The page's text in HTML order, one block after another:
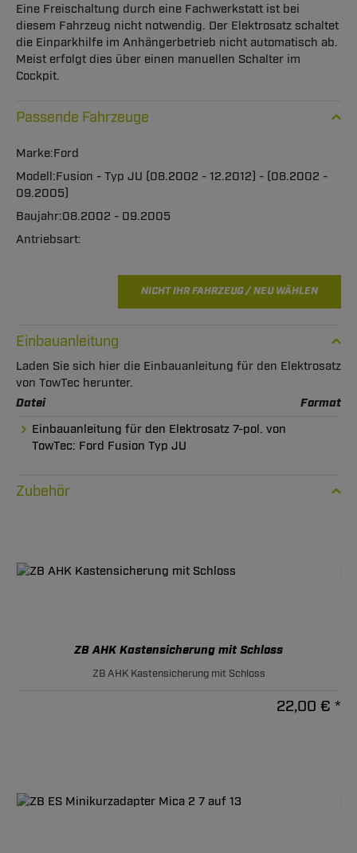
Eine Freischaltung durch eine Fachwerkstatt ist bei
diesem Fahrzeug nicht notwendig. Der Elektrosatz schaltet
die Einparkhilfe im Anhängerbetrieb nicht automatisch ab.
Meist erfolgt dies über einen manuellen Schalter im
Cockpit.
Passende Fahrzeuge
Ford
Fusion - Typ JU (08.2002 - 12.2012) - (08.2002 -
09.2005)
08.2002 - 09.2005
NICHT IHR FAHRZEUG / NEU WÄHLEN
Einbauanleitung
Laden Sie sich hier die Einbauanleitung für den Elektrosatz
von TowTec herunter.
Datei Format
Einbauanleitung für den Elektrosatz 7-pol. von
TowTec: Ford Fusion Typ JU
Zubehör
ZB AHK Kastensicherung mit Schloss
ZB AHK Kastensicherung mit Schloss
22,00 € *